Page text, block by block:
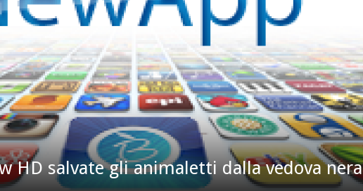
HD salvate gli animaletti dalla vedova nera